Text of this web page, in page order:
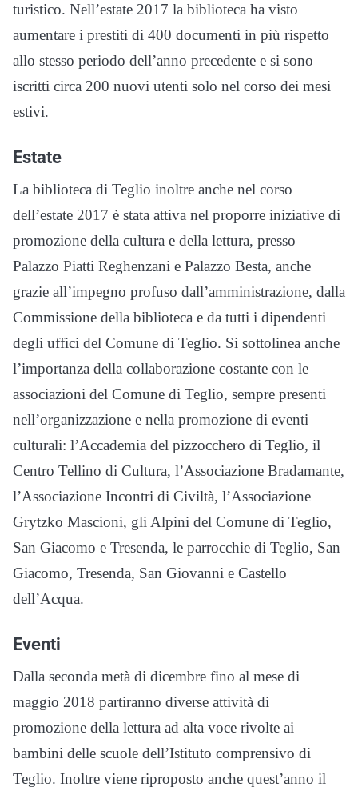
turistico. Nell’estate 2017 la biblioteca ha visto
aumentare i prestiti di 400 documenti in più rispetto
allo stesso periodo dell’anno precedente e si sono
iscritti circa 200 nuovi utenti solo nel corso dei mesi
estivi.
Estate
La biblioteca di Teglio inoltre anche nel corso
dell’estate 2017 è stata attiva nel proporre iniziative di
promozione della cultura e della lettura, presso
Palazzo Piatti Reghenzani e Palazzo Besta, anche
grazie all’impegno profuso dall’amministrazione, dalla
Commissione della biblioteca e da tutti i dipendenti
degli uffici del Comune di Teglio. Si sottolinea anche
l’importanza della collaborazione costante con le
associazioni del Comune di Teglio, sempre presenti
nell’organizzazione e nella promozione di eventi
culturali: l’Accademia del pizzocchero di Teglio, il
Centro Tellino di Cultura, l’Associazione Bradamante,
l’Associazione Incontri di Civiltà, l’Associazione
Grytzko Mascioni, gli Alpini del Comune di Teglio,
San Giacomo e Tresenda, le parrocchie di Teglio, San
Giacomo, Tresenda, San Giovanni e Castello
dell’Acqua.
Eventi
Dalla seconda metà di dicembre fino al mese di
maggio 2018 partiranno diverse attività di
promozione della lettura ad alta voce rivolte ai
bambini delle scuole dell’Istituto comprensivo di
Teglio. Inoltre viene riproposto anche quest’anno il